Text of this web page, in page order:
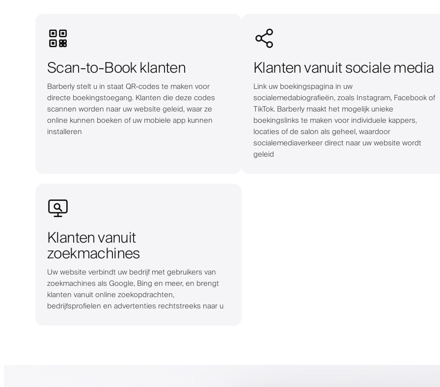
Scan-to-Book klanten
Barberly stelt u in staat QR-codes te maken voor
directe boekingstoegang. Klanten die deze codes
scannen worden naar uw website geleid, waar ze
online kunnen boeken of uw mobiele app kunnen
installeren
Klanten vanuit sociale media
Link uw boekingspagina in uw
socialemedabiografieën, zoals Instagram, Facebook of
TikTok. Barberly maakt het mogelijk unieke
boekingslinks te maken voor individuele kappers,
locaties of de salon als geheel, waardoor
socialemediaverkeer direct naar uw website wordt
geleid
Klanten vanuit
zoekmachines
Uw website verbindt uw bedrijf met gebruikers van
zoekmachines als Google, Bing en meer, en brengt
klanten vanuit online zoekopdrachten,
bedrijfsprofielen en advertenties rechtstreeks naar u